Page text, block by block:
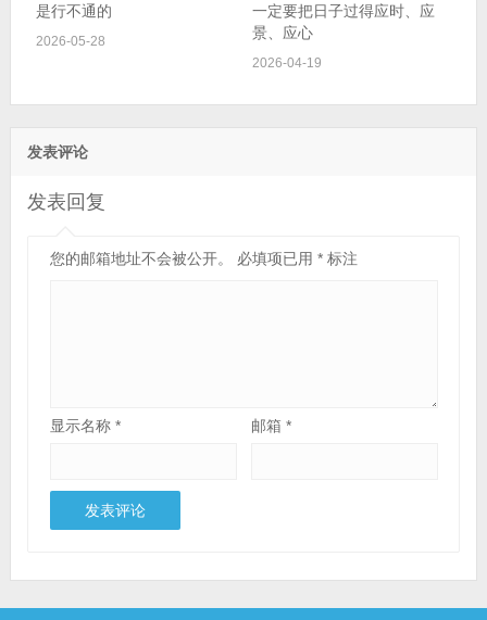
是行不通的
2026-05-28
一定要把日子过得应时、应
景、应心
2026-04-19
发表评论
发表回复
您的邮箱地址不会被公开。 必填项已用 *标注
显示名称 * 邮箱*